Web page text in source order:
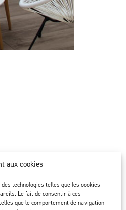
aux cookies
technologies telles que les cookies
Le fait de consentir à ces
que le comportement de navigation
nous